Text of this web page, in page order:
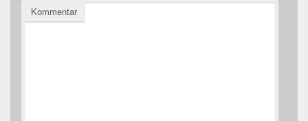
Kommentar